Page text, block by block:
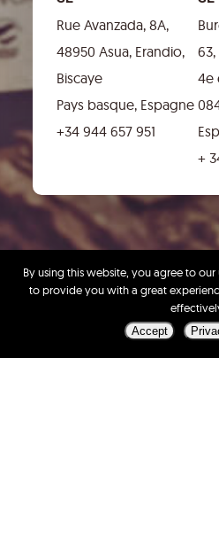
Rue Avanzada, 8A,
48950 Asua, Erandio,
Biscaye
Pays basque, Espagne
+34 944 657 951
4e
+
By using this website, you agree to
to provide you with a great
Accept